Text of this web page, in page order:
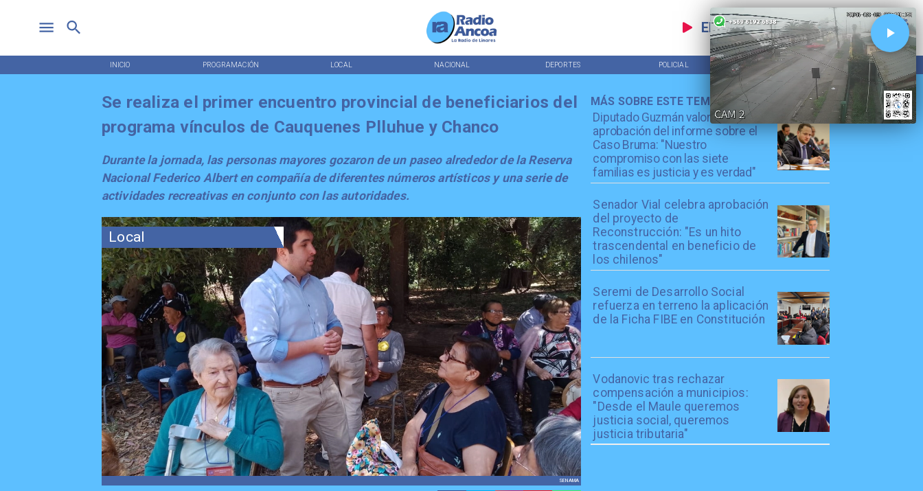
EN VIVO
INICIO PROGRAMACIÓN LOCAL NACIONAL DEPORTES POLICIAL TENDENCIAS
Local
SENAMA
Diputado Guzmán valora
aprobación del informe sobre el
Caso Bruma: "Nuestro
compromiso con las siete
familias es justicia y es verdad"
Senador Vial celebra aprobación
del proyecto de
Reconstrucción: "Es un hito
trascendental en beneficio de
los chilenos"
Seremi de Desarrollo Social
refuerza en terreno la aplicación
de la Ficha FIBE en Constitución
Vodanovic tras rechazar
compensación a municipios:
"Desde el Maule queremos
justicia social, queremos
justicia tributaria"
MÁS SOBRE ESTE TEMA
Se realiza el primer encuentro provincial de beneficiarios del
programa vínculos de Cauquenes Plluhue y Chanco
Durante la jornada, las personas mayores gozaron de un paseo alrededor de la Reserva
Nacional Federico Albert en compañía de diferentes números artísticos y una serie de
actividades recreativas en conjunto con las autoridades.